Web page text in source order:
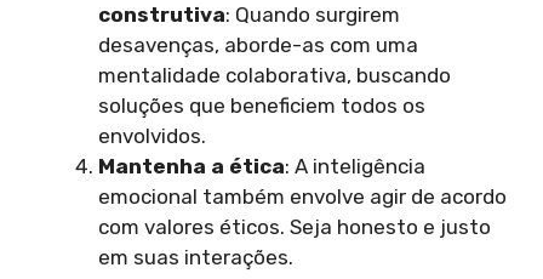
construtiva: Quando surgirem
desavenças, aborde-as com uma
mentalidade colaborativa, buscando
soluções que beneficiem todos os
envolvidos.
Mantenha a ética: A inteligência
emocional também envolve agir de acordo
com valores éticos. Seja honesto e justo
em suas interações.